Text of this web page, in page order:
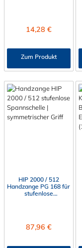
Regulärer Preis:
14,28 €
Zum Produkt
HIP 2000 / 512
Handzange PG 168 für
stufenlose
Regulärer Preis:
87,96 €